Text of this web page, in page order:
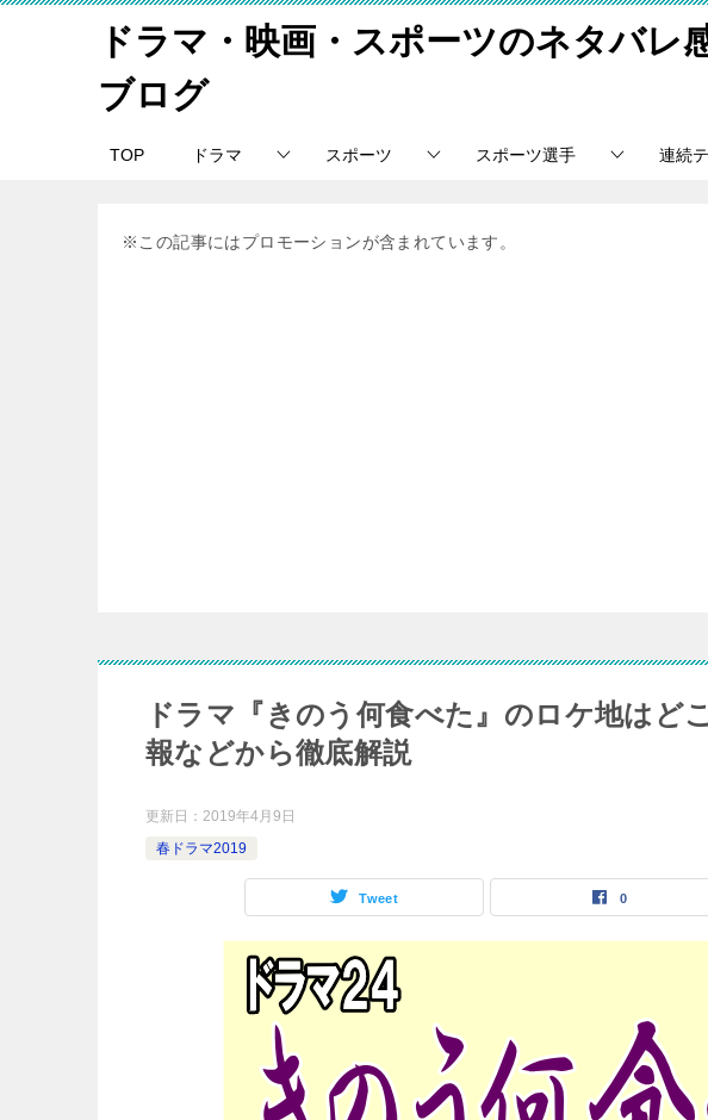
ドラマ・映画・スポーツのネタバレ
ブログ
TOP ドラマ スポーツ スポーツ選手 連続
※この記事にはプロモーションが含まれています。
ドラマ『きのう何食べた』のロケ地はど
報などから徹底解説
更新日： 2019年4月9日
春ドラマ2019
Tweet 0